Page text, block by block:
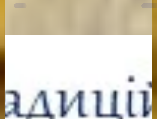
10 квітня 2025 року на базі Комунального
закладу вищої освіти «Барський